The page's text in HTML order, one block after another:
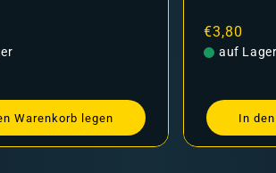
Warenkorb legen
Normaler
Preis
€3,80
auf Lager
In